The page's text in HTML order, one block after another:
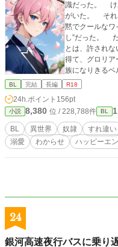
識だった。 けれどベルナには、どうしても幸せにしたい人
がいた。 それ
黙でクールな
し”だった。 だが、この国で奴隷に人間らしい扱いをするこ
とは、許され
得て、グロリ
族になりきるベ
とにした。 「君が一流品を身につけていなければ、グロリア
達の分の服も買ってるよ！） 「
か？ グロリア
と摂るように
産のプリンもあるから！） 「グロ
説の剣くらい装
彼が笑って生きてく
BL 完結 長編 R18
24h.ポイント 156pt
小説 8,380 位 / 228,788件 BL
BL 異世界 奴隷 すれ違い
溺愛
わからせ ハッピーエ
24
銀河高速夜行バスに乗り